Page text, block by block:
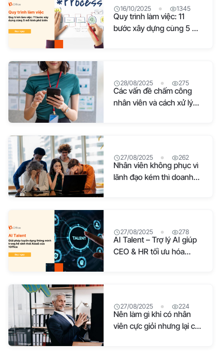
16/10/2025 1345
Quy trình làm việc: 11
bước xây dựng cùng 5 mô
28/08/2025 275
Các vấn đề chấm công
nhân viên và cách xử lý
27/08/2025 262
Nhân viên không phục vì
lãnh đạo kém thì doanh
27/08/2025 278
AI Talent – Trợ lý AI giúp
CEO & HR tối ưu hóa
27/08/2025 224
Nên làm gì khi có nhân
viên cực giỏi nhưng lại có